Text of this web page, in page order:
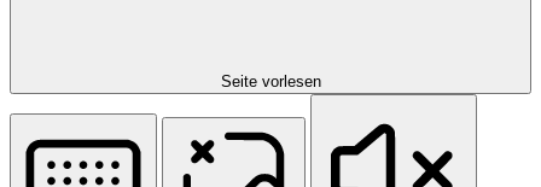
Seite vorlesen